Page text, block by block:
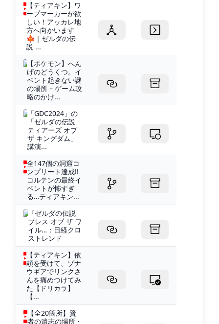
【ティアキン】ワ
ープマーカーが欲
しい！アッカレ地
方へ向かいます
🍁｜ゼルダの伝
説 ...
【ポケモン】へん
げのどうくつ。イ
ベント起きない謎
の場所 – ゲーム攻
略のかけ...
「GDC2024」の
「ゼルダの伝説
ティアーズ オブ
ザ キングダム」
講演...
全147個の洞窟コ
ンプリート達成!!
コルテンの最終イ
ベントが怖すぎ
る…ティアキン...
『ゼルダの伝説
ブレス オブ ザ ワ
イル…：日経クロ
ストレンド
【ティアキン】依
頼を受けて、ゾナ
ウギアでリンクさ
んを痛めつけてみ
た【ドリカラ】
【...
【全20箇所】賢
者の遺志の場所・